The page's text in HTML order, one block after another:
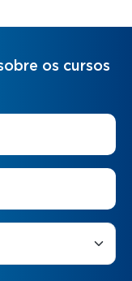
os cursos